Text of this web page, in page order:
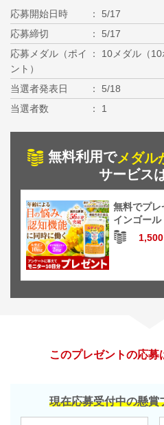
応募開始日時
5/17
応募締切
5/17
応募メダル（ポイ
ント）
10メダル（10
当選者発表日
5/18
当選者数
1
無料利用でメダル
サービス
無料でプレ
インゴール
このプレゼントの応募
現在応募受付中の懸賞